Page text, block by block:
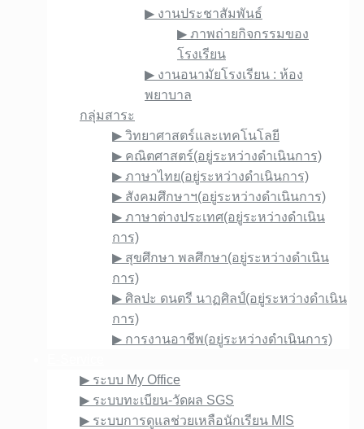
▶︎ งานประชาสัมพันธ์
▶︎ ภาพถ่ายกิจกรรมของ
โรงเรียน
▶︎ งานอนามัยโรงเรียน : ห้อง
พยาบาล
กลุ่มสาระ
▶︎ วิทยาศาสตร์และเทคโนโลยี
▶︎ คณิตศาสตร์(อยู่ระหว่างดำเนินการ)
▶︎ ภาษาไทย(อยู่ระหว่างดำเนินการ)
▶︎ สังคมศึกษาฯ(อยู่ระหว่างดำเนินการ)
▶︎ ภาษาต่างประเทศ(อยู่ระหว่างดำเนิน
การ)
▶︎ สุขศึกษา พลศึกษา(อยู่ระหว่างดำเนิน
การ)
▶︎ ศิลปะ ดนตรี นาฏศิลป์(อยู่ระหว่างดำเนิน
การ)
▶︎ การงานอาชีพ(อยู่ระหว่างดำเนินการ)
▶︎ ระบบ My Office
▶︎ ระบบทะเบียน-วัดผล SGS
▶︎ ระบบการดูแลช่วยเหลือนักเรียน MIS